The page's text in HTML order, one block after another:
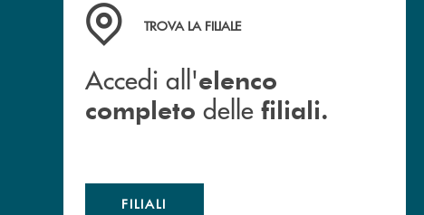
Accedi all' elenco completo delle filiali.
TROVA LA FILIALE
Accedi all'elenco
completo delle filiali.
FILIALI